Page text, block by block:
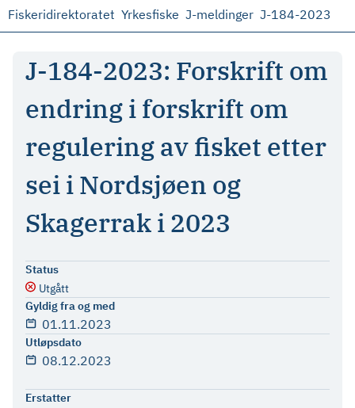
Fiskeridirektoratet Yrkesfiske J-meldinger J-184-2023
J-184-2023: Forskrift om
endring i forskrift om
regulering av fisket etter
sei i Nordsjøen og
Skagerrak i 2023
Status
Utgått
Gyldig fra og med
01.11.2023
Utløpsdato
08.12.2023
Erstatter